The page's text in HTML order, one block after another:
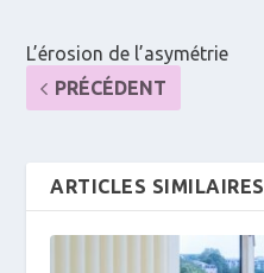
L’érosion de l’asymétrie
PRÉCÉDENT
ARTICLES SIMILAIRES